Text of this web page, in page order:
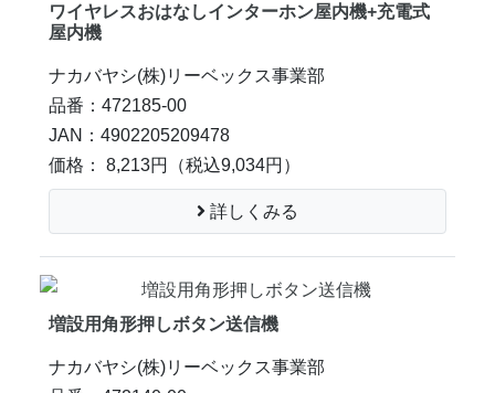
ワイヤレスおはなしインターホン屋内機+充電式
屋内機
ナカバヤシ(株)リーベックス事業部
品番：472185-00
JAN：4902205209478
価格： 8,213円
（税込9,034円）
詳しくみる
増設用角形押しボタン送信機
ナカバヤシ(株)リーベックス事業部